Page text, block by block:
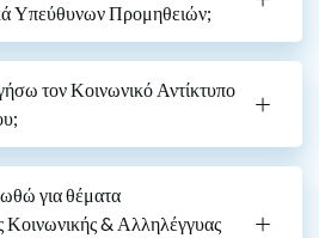
Υπεύθυνων Προμηθειών;
τον Κοινωνικό Αντίκτυπο
για θέματα
& Αλληλέγγυας